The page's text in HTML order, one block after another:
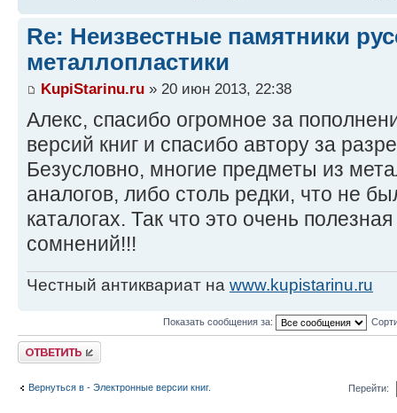
Re: Неизвестные памятники
металлопластики
KupiStarinu.ru » 20 июн 2013, 22:38
Алекс, спасибо огромное за
версий книг и спасибо автору за
Безусловно, многие предметы из
аналогов, либо столь редки, что не
каталогах. Так что это очень
сомнений!!!
Честный антиквариат на www.kupistarinu.ru
Показать сообщения за:
Ответить
Вернуться в - Электронные версии книг. Перейти: